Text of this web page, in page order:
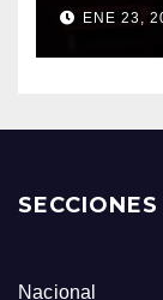
ENE 23,
SECCIONES
Nacional